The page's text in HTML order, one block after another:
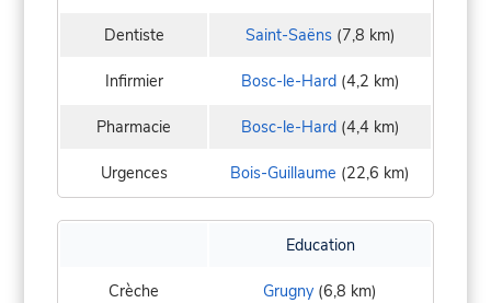
Dentiste Saint-Saëns(7,8 km)
Infirmier Bosc-le-Hard(4,2 km)
Pharmacie Bosc-le-Hard(4,4 km)
Urgences Bois-Guillaume (22,6 km)
Education
Crèche Grugny (6,8 km)